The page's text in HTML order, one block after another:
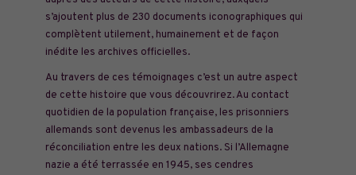
s’ajoutent plus de 230 documents iconographiques qui
complètent utilement, humainement et de façon
inédite les archives officielles.
Au travers de ces témoignages c’est un autre aspect
de cette histoire que vous découvrirez. Au contact
quotidien de la population française, les prisonniers
allemands sont devenus les ambassadeurs de la
réconciliation entre les deux nations. Si l’Allemagne
nazie a été terrassée en 1945, ses cendres